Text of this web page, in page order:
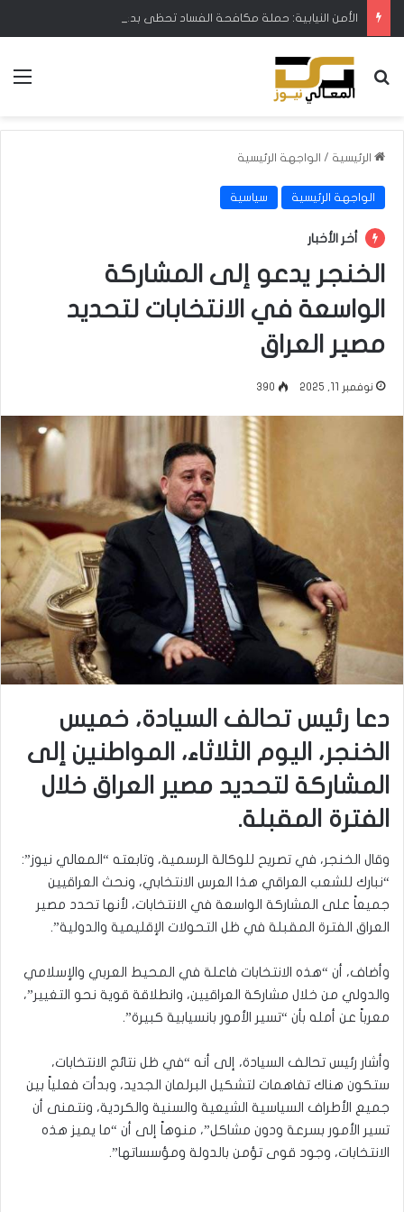
بحث عن
الرئيسية / الواجهة الرئيسية
الواجهة الرئيسية سياسية
أخر الأخبار
الخنجر يدعو إلى المشاركة
الواسعة في الانتخابات لتحديد
مصير العراق
نوفمبر 11, 2025 390
دعا رئيس تحالف السيادة، خميس
الخنجر، اليوم الثلاثاء، المواطنين إلى
المشاركة لتحديد مصير العراق خلال
الفترة المقبلة.
وقال الخنجر، في تصريح للوكالة الرسمية، وتابعته “المعالي نيوز”:
“نبارك للشعب العراقي هذا العرس الانتخابي، ونحث العراقيين
جميعاً على المشاركة الواسعة في الانتخابات، لأنها تحدد مصير
العراق الفترة المقبلة في ظل التحولات الإقليمية والدولية”.
وأضاف، أن “هذه الانتخابات فاعلة في المحيط العربي والإسلامي
والدولي من خلال مشاركة العراقيين، وانطلاقة قوية نحو التغيير”،
معرباً عن أمله بأن “تسير الأمور بانسيابية كبيرة”.
وأشار رئيس تحالف السيادة، إلى أنه “في ظل نتائج الانتخابات،
ستكون هناك تفاهمات لتشكيل البرلمان الجديد، وبدأت فعلياً بين
جميع الأطراف السياسية الشيعية والسنية والكردية، ونتمنى أن
تسير الأمور بسرعة ودون مشاكل”، منوهاً إلى أن “ما يميز هذه
الانتخابات، وجود قوى تؤمن بالدولة ومؤسساتها”.